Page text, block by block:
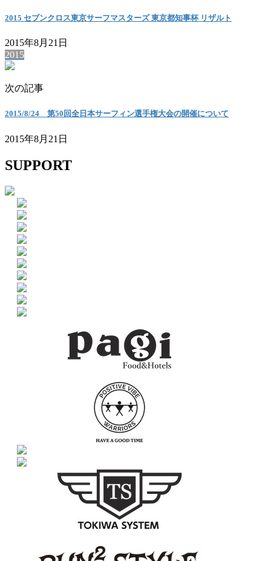
2015 セブンクロス東京サーフマスターズ 東京都知事杯 リザルト
2015年8月21日
2015
次の記事
2015/8/24 第50回全日本サーフィン選手権大会の開催について
2015年8月21日
SUPPORT